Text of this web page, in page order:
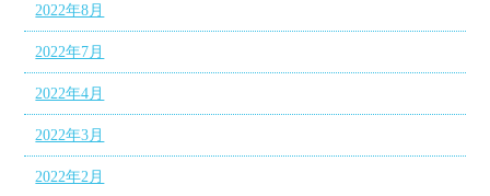
2022年8月
2022年7月
2022年4月
2022年3月
2022年2月